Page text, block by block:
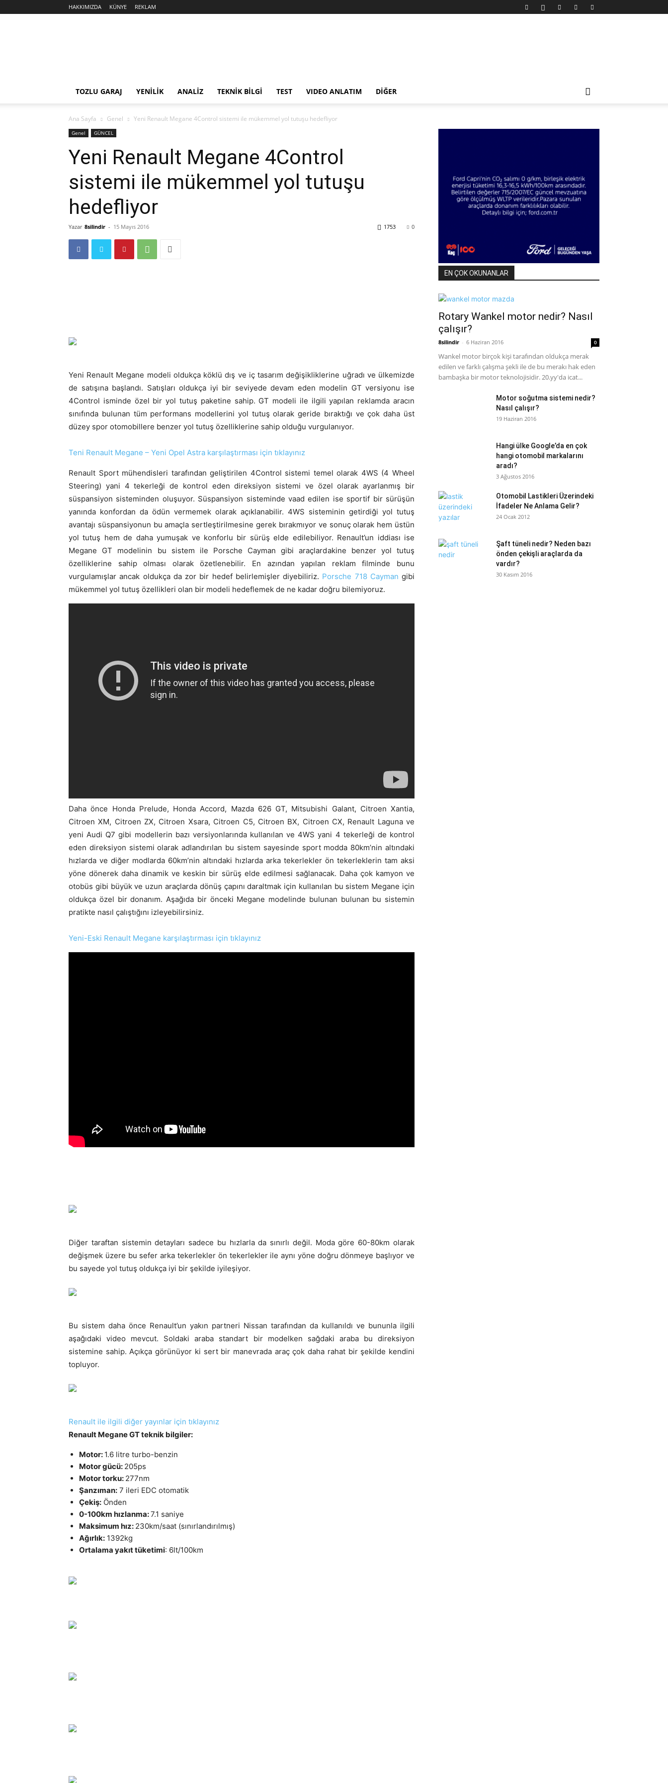
HAKKIMIZDA KÜNYE REKLAM
TOZLU GARAJ YENİLİK ANALİZ TEKNİK BİLGİ TEST VIDEO ANLATIM DİĞER
Ana Sayfa Genel Yeni Renault Megane 4Control sistemi ile mükemmel yol tutuşu hedefliyor
Genel GÜNCEL
Yeni Renault Megane 4Control
sistemi ile mükemmel yol tutuşu
hedefliyor
Yazar 8silindir - 15 Mayıs 2016 0
1753
Yeni Renault Megane modeli oldukça köklü dış ve iç tasarım değişikliklerine uğradı ve ülkemizde
de satışına başlandı. Satışları oldukça iyi bir seviyede devam eden modelin GT versiyonu ise
4Control isminde özel bir yol tutuş paketine sahip. GT modeli ile ilgili yapılan reklamda aracın
sınıfında bulunan tüm performans modellerini yol tutuş olarak geride bıraktığı ve çok daha üst
düzey spor otomobillere benzer yol tutuş özelliklerine sahip olduğu vurgulanıyor.
Teni Renault Megane – Yeni Opel Astra karşılaştırması için tıklayınız
Renault Sport mühendisleri tarafından geliştirilen 4Control sistemi temel olarak 4WS (4 Wheel
Steering) yani 4 tekerleği de kontrol eden direksiyon sistemi ve özel olarak ayarlanmış bir
süspansiyon sisteminden oluşuyor. Süspansiyon sisteminde vaad edilen ise sportif bir sürüşün
yanında konfordan da ödün vermemek olarak açıklanabilir. 4WS sisteminin getirdiği yol tutuş
avantajı süspansiyonun bu amaçla sertleştirilmesine gerek bırakmıyor ve sonuç olarak hem üstün
yol tutuş hem de daha yumuşak ve konforlu bir sürüş elde edilebiliyor. Renault’un iddiası ise
Megane GT modelinin bu sistem ile Porsche Cayman gibi araçlardakine benzer yol tutuş
özelliklerine sahip olması olarak özetlenebilir. En azından yapılan reklam filminde bunu
vurgulamışlar ancak oldukça da zor bir hedef belirlemişler diyebiliriz. Porsche 718 Cayman gibi
mükemmel yol tutuş özellikleri olan bir modeli hedeflemek de ne kadar doğru bilemiyoruz.
Daha önce Honda Prelude, Honda Accord, Mazda 626 GT, Mitsubishi Galant, Citroen Xantia,
Citroen XM, Citroen ZX, Citroen Xsara, Citroen C5, Citroen BX, Citroen CX, Renault Laguna ve
yeni Audi Q7 gibi modellerin bazı versiyonlarında kullanılan ve 4WS yani 4 tekerleği de kontrol
eden direksiyon sistemi olarak adlandırılan bu sistem sayesinde sport modda 80km’nin altındaki
hızlarda ve diğer modlarda 60km’nin altındaki hızlarda arka tekerlekler ön tekerleklerin tam aksi
yöne dönerek daha dinamik ve keskin bir sürüş elde edilmesi sağlanacak. Daha çok kamyon ve
otobüs gibi büyük ve uzun araçlarda dönüş çapını daraltmak için kullanılan bu sistem Megane için
oldukça özel bir donanım. Aşağıda bir önceki Megane modelinde bulunan bulunan bu sistemin
pratikte nasıl çalıştığını izleyebilirsiniz.
Yeni-Eski Renault Megane karşılaştırması için tıklayınız
Diğer taraftan sistemin detayları sadece bu hızlarla da sınırlı değil. Moda göre 60-80km olarak
değişmek üzere bu sefer arka tekerlekler ön tekerlekler ile aynı yöne doğru dönmeye başlıyor ve
bu sayede yol tutuş oldukça iyi bir şekilde iyileşiyor.
Bu sistem daha önce Renault’un yakın partneri Nissan tarafından da kullanıldı ve bununla ilgili
aşağıdaki video mevcut. Soldaki araba standart bir modelken sağdaki araba bu direksiyon
sistemine sahip. Açıkça görünüyor ki sert bir manevrada araç çok daha rahat bir şekilde kendini
topluyor.
Renault ile ilgili diğer yayınlar için tıklayınız
Renault Megane GT teknik bilgiler:
Motor: 1.6 litre turbo-benzin
Motor gücü: 205ps
Motor torku: 277nm
Şanzıman: 7 ileri EDC otomatik
Çekiş: Önden
0-100km hızlanma:7.1 saniye
Maksimum hız: 230km/saat (sınırlandırılmış)
Ağırlık: 1392kg
Ortalama yakıt tüketimi: 6lt/100km
EN ÇOK OKUNANLAR
Rotary Wankel motor nedir? Nasıl
çalışır?
8silindir - 6 Haziran 2016 0
Wankel motor birçok kişi tarafından oldukça merak
edilen ve farklı çalışma şekli ile de bu merakı hak eden
bambaşka bir motor teknolojisidir. 20.yy'da icat...
Motor soğutma sistemi nedir?
Nasıl çalışır?
19 Haziran 2016
Hangi ülke Google’da en çok
hangi otomobil markalarını
aradı?
3 Ağustos 2016
Otomobil Lastikleri Üzerindeki
İfadeler Ne Anlama Gelir?
24 Ocak 2012
Şaft tüneli nedir? Neden bazı
önden çekişli araçlarda da
vardır?
30 Kasım 2016